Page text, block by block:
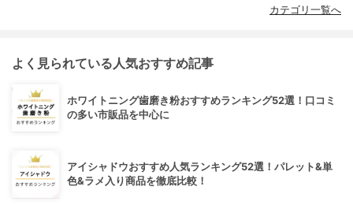
カテゴリ一覧へ
よく見られている人気おすすめ記事
ホワイトニング歯磨き粉おすすめランキング52選！口コミ
の多い市販品を中心に
アイシャドウおすすめ人気ランキング52選！パレット&単
色&ラメ入り商品を徹底比較！